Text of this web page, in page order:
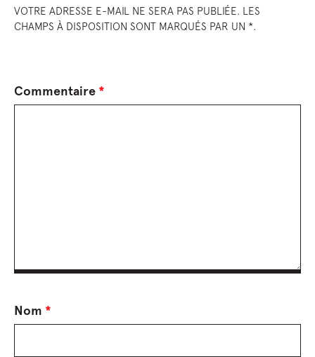
VOTRE ADRESSE E-MAIL NE SERA PAS PUBLIÉE. LES
CHAMPS À DISPOSITION SONT MARQUÉS PAR UN *.
Nom *
Commentaire *